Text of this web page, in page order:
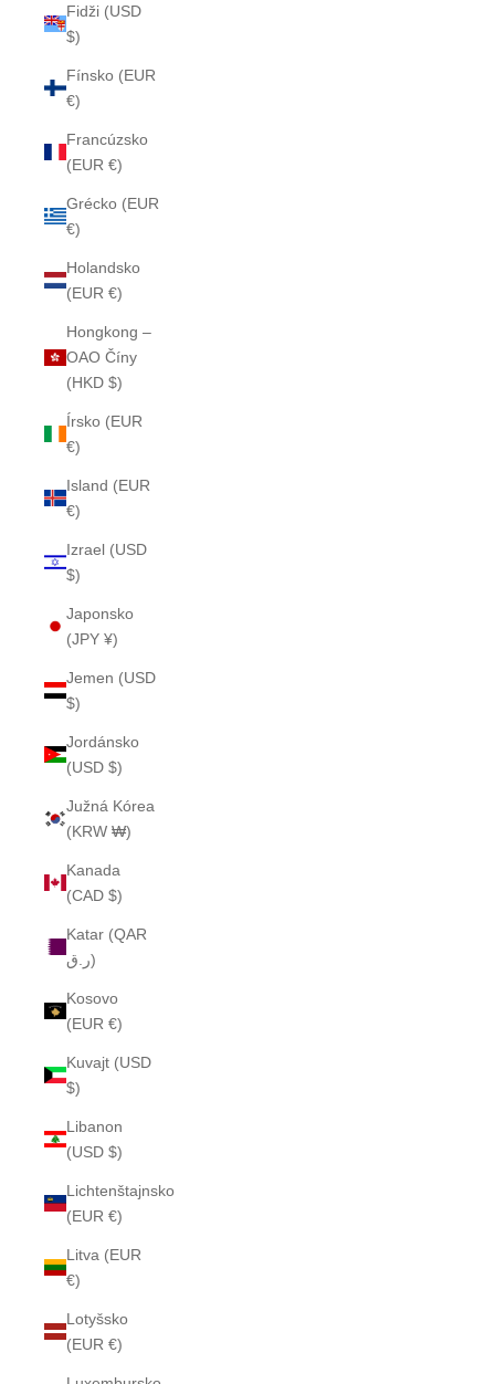
Fidži (USD
$)
Fínsko (EUR
€)
Francúzsko
(EUR €)
Grécko (EUR
€)
Holandsko
(EUR €)
Hongkong –
OAO Číny
(HKD $)
Írsko (EUR
€)
Island (EUR
€)
Izrael (USD
$)
Japonsko
(JPY ¥)
Jemen (USD
$)
Jordánsko
(USD $)
Južná Kórea
(KRW ₩)
Kanada
(CAD $)
Katar (QAR
ر.ق)
Kosovo
(EUR €)
Kuvajt (USD
$)
Libanon
(USD $)
Lichtenštajnsko
(EUR €)
Litva (EUR
€)
Lotyšsko
(EUR €)